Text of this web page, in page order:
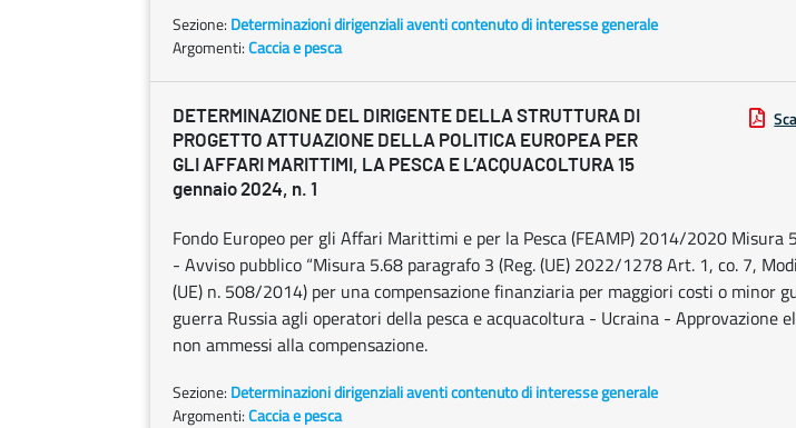
Sezione: Determinazioni dirigenziali aventi contenuto di interesse generale
Argomenti:Caccia e pesca
DETERMINAZIONE DEL DIRIGENTE DELLA STRUTTURA DI
PROGETTO ATTUAZIONE DELLA POLITICA EUROPEA PER
GLI AFFARI MARITTIMI, LA PESCA E L’ACQUACOLTURA 15
gennaio 2024, n. 1
Fondo Europeo per gli Affari Marittimi e per la Pesca (FEAMP) 2014/2020 Misura
- Avviso pubblico “Misura 5.68 paragrafo 3 (Reg. (UE) 2022/1278 Art. 1, co. 7,
(UE) n. 508/2014) per una compensazione finanziaria per maggiori costi o minor
guerra Russia agli operatori della pesca e acquacoltura - Ucraina - Approvazione
non ammessi alla compensazione.
Sezione: Determinazioni dirigenziali aventi contenuto di interesse generale
Argomenti:Caccia e pesca